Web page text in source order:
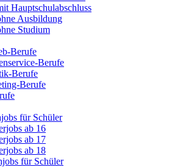
Hauptschulabschluss
Ausbildung
Studium
Berufe
Berufe
Berufe
Berufe
für Schüler
ab 16
ab 17
ab 18
für Schüler